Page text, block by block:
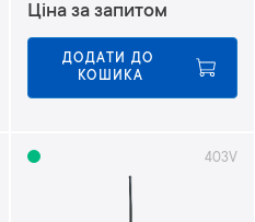
Ціна за запитом
ДОДАТИ ДО
КОШИКА
403V